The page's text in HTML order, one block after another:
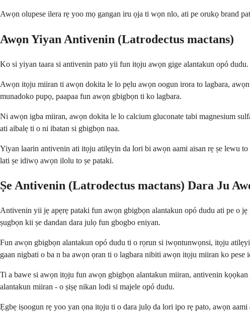
Awọn olupese ilera rẹ yoo mọ gangan iru ọja ti wọn nlo, ati pe orukọ brand
Awọn Yiyan Antivenin (Latrodectus mactans)
Ko si yiyan taara si antivenin pato yii fun itọju awọn gige alantakun opó
Awọn itọju miiran ti awọn dokita le lo pẹlu awọn oogun irora to lagbara,
munadoko pupọ, paapaa fun awọn gbigbọn ti ko lagbara.
Ni awọn igba miiran, awọn dokita le lo calcium gluconate tabi magnesium
ati aibalẹ ti o ni ibatan si gbigbọn naa.
Yiyan laarin antivenin ati itọju atilẹyin da lori bi awọn aami aisan rẹ ṣe lewu
lati ṣe idiwọ awọn ilolu to ṣe pataki.
Ṣe Antivenin (Latrodectus mactans) Dara Ju
Antivenin yii jẹ apẹrẹ pataki fun awọn gbigbọn alantakun opó dudu ati pe o
ṣugbọn kii ṣe dandan dara julọ fun gbogbo eniyan.
Fun awọn gbigbọn alantakun opó dudu ti o rọrun si iwọntunwọnsi, itọju
gaan nigbati o ba n ba awọn ọran ti o lagbara nibiti awọn itọju miiran ko pese
Ti a bawe si awọn itọju fun awọn gbigbọn alantakun miiran, antivenin
alantakun miiran - o ṣiṣẹ nikan lodi si majele opó dudu.
Ẹgbẹ iṣoogun rẹ yoo yan ọna itọju ti o dara julọ da lori ipo rẹ pato, awọn